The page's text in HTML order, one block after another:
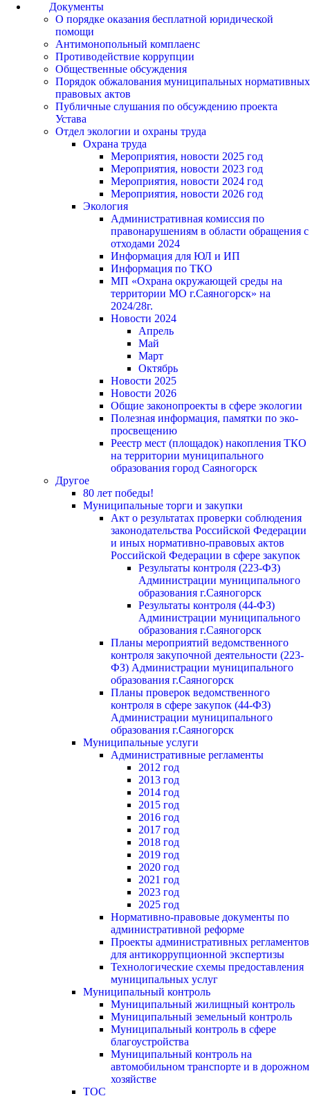
Документы
О порядке оказания бесплатной юридической
помощи
Антимонопольный комплаенс
Противодействие коррупции
Общественные обсуждения
Порядок обжалования муниципальных нормативных
правовых актов
Публичные слушания по обсуждению проекта
Устава
Отдел экологии и охраны труда
Охрана труда
Мероприятия, новости 2025 год
Мероприятия, новости 2023 год
Мероприятия, новости 2024 год
Мероприятия, новости 2026 год
Экология
Административная комиссия по
правонарушениям в области обращения с
отходами 2024
Информация для ЮЛ и ИП
Информация по ТКО
МП «Охрана окружающей среды на
территории МО г.Саяногорск» на
2024/28г.
Новости 2024
Апрель
Май
Март
Октябрь
Новости 2025
Новости 2026
Общие законопроекты в сфере экологии
Полезная информация, памятки по эко-
просвещению
Реестр мест (площадок) накопления ТКО
на территории муниципального
образования город Саяногорск
Другое
80 лет победы!
Муниципальные торги и закупки
Акт о результатах проверки соблюдения
законодательства Российской Федерации
и иных нормативно-правовых актов
Российской Федерации в сфере закупок
Результаты контроля (223-ФЗ)
Администрации муниципального
образования г.Саяногорск
Результаты контроля (44-ФЗ)
Администрации муниципального
образования г.Саяногорск
Планы мероприятий ведомственного
контроля закупочной деятельности (223-
ФЗ) Администрации муниципального
образования г.Саяногорск
Планы проверок ведомственного
контроля в сфере закупок (44-ФЗ)
Администрации муниципального
образования г.Саяногорск
Муниципальные услуги
Административные регламенты
2012 год
2013 год
2014 год
2015 год
2016 год
2017 год
2018 год
2019 год
2020 год
2021 год
2023 год
2025 год
Нормативно-правовые документы по
административной реформе
Проекты административных регламентов
для антикоррупционной экспертизы
Технологические схемы предоставления
муниципальных услуг
Муниципальный контроль
Муниципальный жилищный контроль
Муниципальный земельный контроль
Муниципальный контроль в сфере
благоустройства
Муниципальный контроль на
автомобильном транспорте и в дорожном
хозяйстве
ТОС